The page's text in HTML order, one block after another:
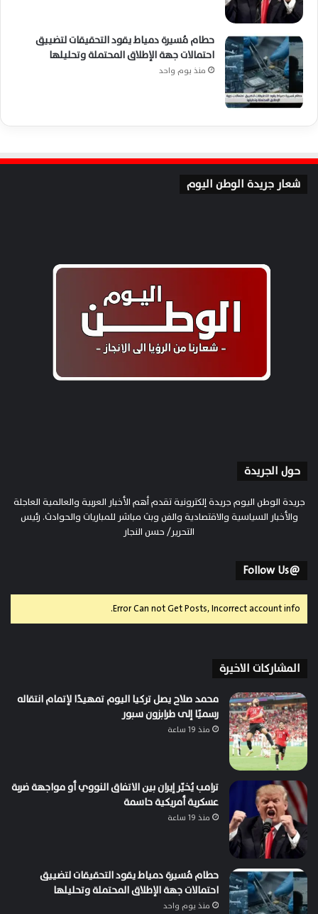
حطام مُسيرة دمياط يقود التحقيقات لتضييق
احتمالات جهة الإطلاق المحتملة وتحليلها
منذ يوم واحد
شعار جريدة الوطن اليوم
حول الجريدة
جريدة الوطن اليوم جريدة إلكترونية تقدم أهم الأخبار العربية والعالمية العاجلة
والأخبار السياسية والاقتصادية والفن وبث مباشر للمباريات والحوادث. رئيس
التحرير/ حسن النجار
@Follow Us
Error Can not Get Posts, Incorrect account info.
المشاركات الاخيرة
محمد صلاح يصل تركيا اليوم تمهيدًا لإتمام انتقاله
رسميًا إلى طرابزون سبور
منذ 19 ساعة
ترامب يُخيّر إيران بين الاتفاق النووي أو مواجهة ضربة
عسكرية أمريكية حاسمة
منذ 19 ساعة
حطام مُسيرة دمياط يقود التحقيقات لتضييق
احتمالات جهة الإطلاق المحتملة وتحليلها
منذ يوم واحد